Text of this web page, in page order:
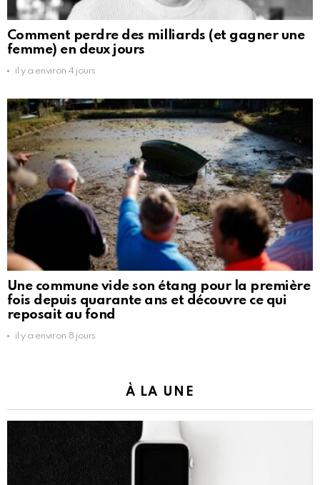
Comment perdre des milliards (et gagner une
femme) en deux jours
il y a environ 4 jours
Une commune vide son étang pour la première
fois depuis quarante ans et découvre ce qui
reposait au fond
il y a environ 8 jours
À LA UNE